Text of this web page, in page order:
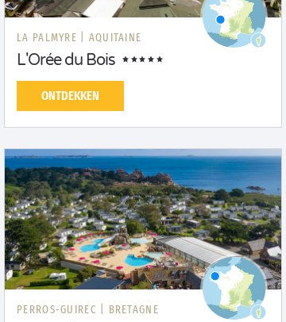
LA PALMYRE | AQUITAINE
L'Orée du Bois
ONTDEKKEN
PERROS-GUIREC | BRETAGNE